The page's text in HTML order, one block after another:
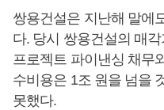
쌍용건설은 지난해 말에
다. 당시 쌍용건설의 매
프로젝트 파이낸싱 채무
수비용은 1조 원을 넘을
못했다.